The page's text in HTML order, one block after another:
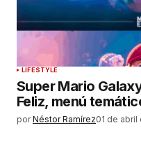
LIFESTYLE
Super Mario
Feliz, menú
por Néstor Ramírez01 de abril